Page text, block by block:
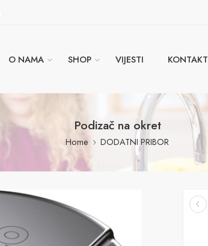
O NAMA SHOP VIJESTI KONTAKT
Podizač na okret
Home DODATNI PRIBOR